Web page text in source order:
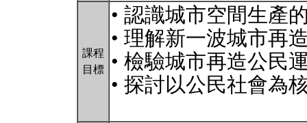
課程
目標
• 認識城市空間生產
• 理解新一波城市再
• 檢驗城市再造公民
• 探討以公民社會為